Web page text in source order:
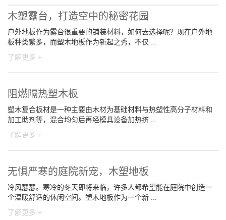
木塑露台，打造空中的秘密花园
户外地板作为露台很重要的铺装材料，如何去选择呢？现在户外地
板种类繁多，而塑木地板作为新起之秀，不仅 ...
了解更多 +
阻燃隔热塑木板
塑木复合板材是一种主要由木材为基础材料与热塑性高分子材料和
加工助剂等，混合均匀后再经模具设备加热挤 ...
了解更多 +
无惧严寒的庭院新宠，木塑地板
冷风瑟瑟。寒冷的冬天即将来临，许多人都希望能在庭院中创造一
个温暖舒适的休闲空间。塑木地板作为一个新 ...
了解更多 +